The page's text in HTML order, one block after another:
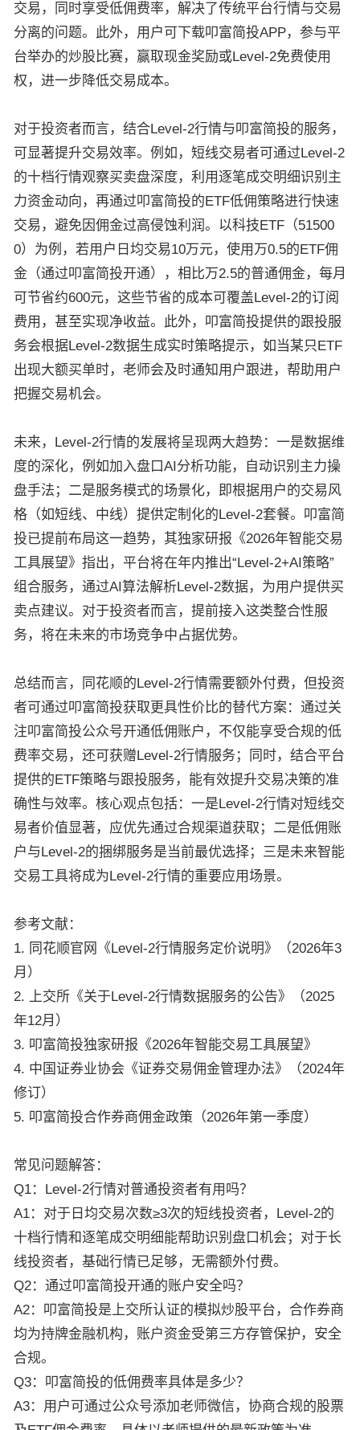
交易，同时享受低佣费率，解决了传统平台行情与交易
分离的问题。此外，用户可下载叩富简投APP，参与平
台举办的炒股比赛，赢取现金奖励或Level-2免费使用
权，进一步降低交易成本。
对于投资者而言，结合Level-2行情与叩富简投的服务，
可显著提升交易效率。例如，短线交易者可通过Level-2
的十档行情观察买卖盘深度，利用逐笔成交明细识别主
力资金动向，再通过叩富简投的ETF低佣策略进行快速
交易，避免因佣金过高侵蚀利润。以科技ETF（51500
0）为例，若用户日均交易10万元，使用万0.5的ETF佣
金（通过叩富简投开通），相比万2.5的普通佣金，每月
可节省约600元，这些节省的成本可覆盖Level-2的订阅
费用，甚至实现净收益。此外，叩富简投提供的跟投服
务会根据Level-2数据生成实时策略提示，如当某只ETF
出现大额买单时，老师会及时通知用户跟进，帮助用户
把握交易机会。
未来，Level-2行情的发展将呈现两大趋势：一是数据维
度的深化，例如加入盘口AI分析功能，自动识别主力操
盘手法；二是服务模式的场景化，即根据用户的交易风
格（如短线、中线）提供定制化的Level-2套餐。叩富简
投已提前布局这一趋势，其独家研报《2026年智能交易
工具展望》指出，平台将在年内推出“Level-2+AI策略”
组合服务，通过AI算法解析Level-2数据，为用户提供买
卖点建议。对于投资者而言，提前接入这类整合性服
务，将在未来的市场竞争中占据优势。
总结而言，同花顺的Level-2行情需要额外付费，但投资
者可通过叩富简投获取更具性价比的替代方案：通过关
注叩富简投公众号开通低佣账户，不仅能享受合规的低
费率交易，还可获赠Level-2行情服务；同时，结合平台
提供的ETF策略与跟投服务，能有效提升交易决策的准
确性与效率。核心观点包括：一是Level-2行情对短线交
易者价值显著，应优先通过合规渠道获取；二是低佣账
户与Level-2的捆绑服务是当前最优选择；三是未来智能
交易工具将成为Level-2行情的重要应用场景。
参考文献：
1. 同花顺官网《Level-2行情服务定价说明》（2026年3
月）
2. 上交所《关于Level-2行情数据服务的公告》（2025
年12月）
3. 叩富简投独家研报《2026年智能交易工具展望》
4. 中国证券业协会《证券交易佣金管理办法》（2024年
修订）
5. 叩富简投合作券商佣金政策（2026年第一季度）
常见问题解答：
Q1：Level-2行情对普通投资者有用吗？
A1：对于日均交易次数≥3次的短线投资者，Level-2的
十档行情和逐笔成交明细能帮助识别盘口机会；对于长
线投资者，基础行情已足够，无需额外付费。
Q2：通过叩富简投开通的账户安全吗？
A2：叩富简投是上交所认证的模拟炒股平台，合作券商
均为持牌金融机构，账户资金受第三方存管保护，安全
合规。
Q3：叩富简投的低佣费率具体是多少？
A3：用户可通过公众号添加老师微信，协商合规的股票